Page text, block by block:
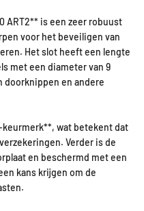
ART2** is een zeer robuust
voor het beveiligen van
Het slot heeft een lengte
met een diameter van 9
doorknippen en andere
wat betekent dat
Verder is de
en beschermd met een
kans krijgen om de